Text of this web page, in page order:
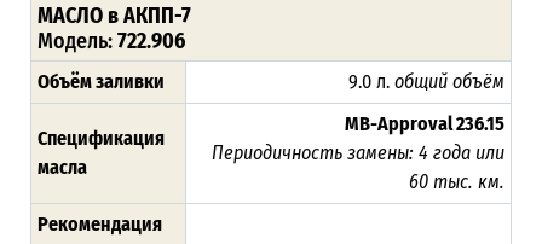
МАСЛО в АКПП-7
Модель:722.906
Объём заливки 9.0 л. общий объём
Спецификация
масла
MB-Approval 236.15
Периодичность замены: 4 года или
60 тыс. км.
Рекомендация